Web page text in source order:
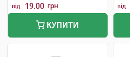
від 19.00 грн
КУПИТИ
від